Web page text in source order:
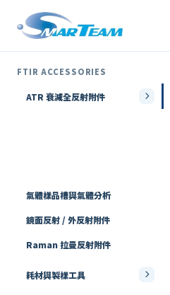
FTIR ACCESSORIES
ATR 衰減全反射附件
氣體樣品槽與氣體分析
鏡面反射 / 外反射附件
Raman 拉曼反射附件
耗材與製樣工具